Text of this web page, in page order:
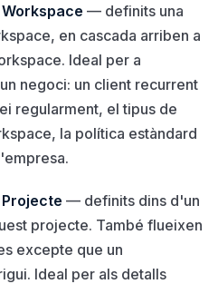
— definits una
en cascada arriben a
Ideal per a
negoci: un client recurrent
regularment, el tipus de
la política estàndard
— definits dins d'un
projecte. També flueixen
excepte que un
Ideal per als detalls